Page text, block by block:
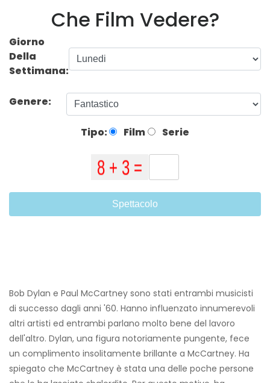
Che Film Vedere?
Giorno
Della
Settimana:
Genere:
Tipo: Film Serie
Spettacolo
Bob Dylan e Paul McCartney sono stati entrambi musicisti
di successo dagli anni '60. Hanno influenzato innumerevoli
altri artisti ed entrambi parlano molto bene del lavoro
dell'altro. Dylan, una figura notoriamente pungente, fece
un complimento insolitamente brillante a McCartney. Ha
spiegato che McCartney è stata una delle poche persone